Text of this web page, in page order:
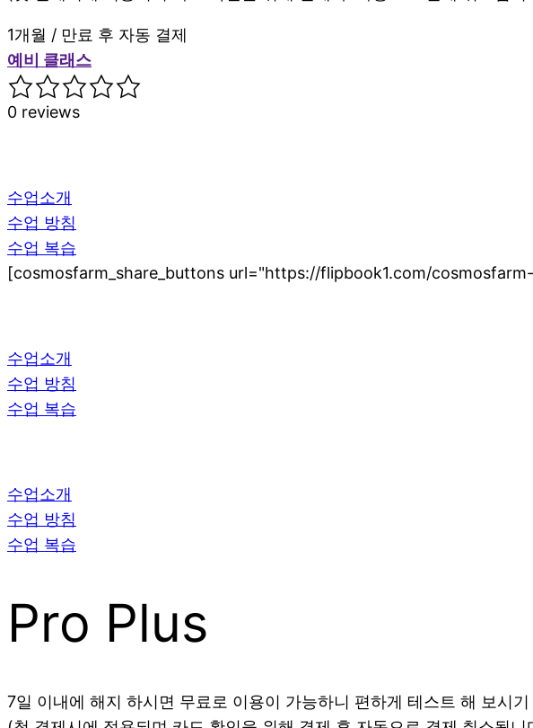
1개월 / 만료 후 자동 결제
예비 클래스
0 reviews
수업소개
수업 방침
수업 복습
[cosmosfarm_share_buttons url="https://flipbook1.com/
수업소개
수업 방침
수업 복습
수업소개
수업 방침
수업 복습
Pro Plus
7일 이내에 해지 하시면 무료로 이용이 가능하니 편하게 테스트 해 보시